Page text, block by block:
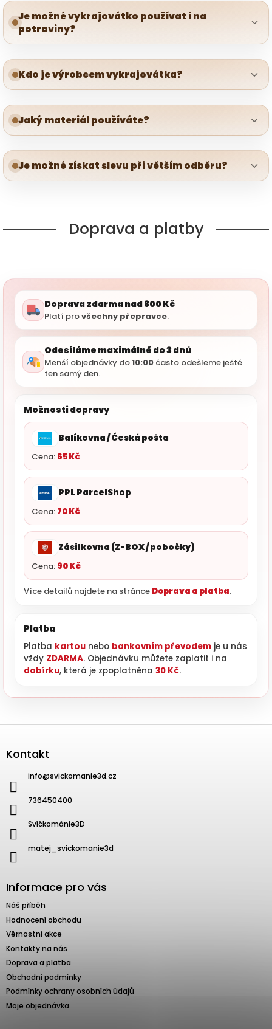
Je možné vykrajovátko používat i na
potraviny?
Kdo je výrobcem vykrajovátka?
Jaký materiál používáte?
Je možné získat slevu při větším odběru?
Doprava a platby
Doprava zdarma nad 800 Kč
Platí provšechny přepravce.
Odesíláme maximálně do 3 dnů
Menší objednávky do10:00 často odešleme ještě
ten samý den.
Možnosti dopravy
Balíkovna / Česká pošta
Cena: 65 Kč
PPL ParcelShop
Cena: 70 Kč
Zásilkovna (Z-BOX / pobočky)
Cena: 90 Kč
Více detailů najdete na stránce Doprava a platba.
Platba
Platba kartou nebo bankovním převodem je u nás
vždy ZDARMA. Objednávku můžete zaplatit i na
dobírku, která je zpoplatněna 30 Kč.
Kontakt
info@svickomanie3d.cz
736450400
Svíčkománie3D
matej_svickomanie3d
Informace pro vás
Náš příběh
Hodnocení obchodu
Věrnostní akce
Kontakty na nás
Doprava a platba
Obchodní podmínky
Podmínky ochrany osobních údajů
Moje objednávka